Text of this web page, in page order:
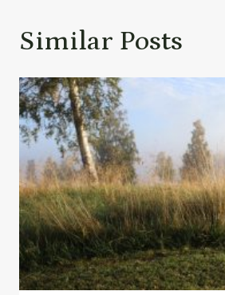
Similar Posts